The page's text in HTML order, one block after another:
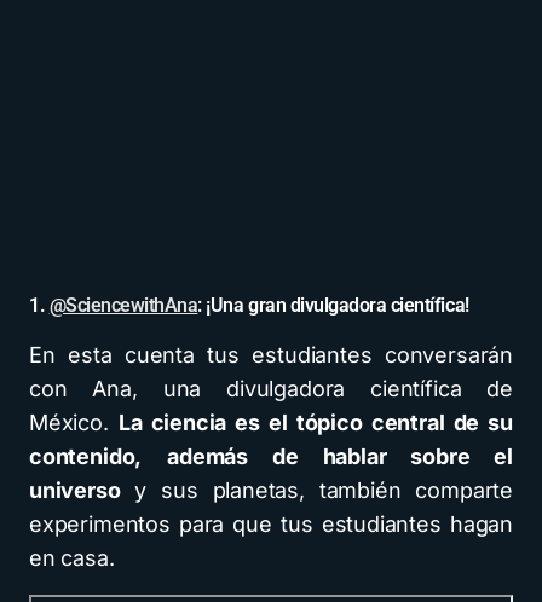
1. @SciencewithAna: ¡Una gran divulgadora científica!
En esta cuenta tus estudiantes conversarán
con Ana, una divulgadora científica de
México. La ciencia es el tópico central de su
contenido,
además de hablar sobre el
universoy sus planetas, también comparte
experimentos para que tus estudiantes hagan
en casa.